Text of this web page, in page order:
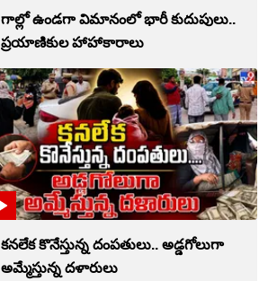
గాల్లో ఉండగా విమానంలో భారీ కుదుపులు..
ప్రయాణికుల హాహాకారాలు
కనలేక కొనేస్తున్న దంపతులు.. అడ్డగోలుగా
అమ్మేస్తున్న దళారులు